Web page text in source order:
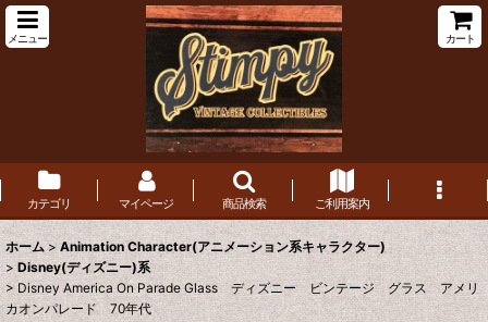
メニュー カート
カテゴリ マイページ 商品検索 ご利用案内
ホーム > Animation Character(アニメーション系キャラクター)
> Disney(ディズニー)系
> Disney America On Parade Glass ディズニー ビンテージ グラス アメリ
カオンパレード 70年代